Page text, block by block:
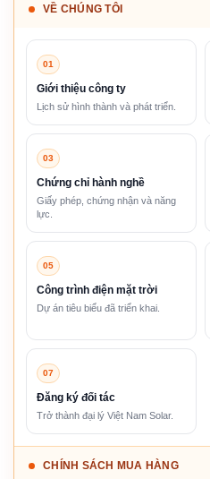
VỀ CHÚNG TÔI
01
Giới thiệu công ty
Lịch sử hình thành và phát triển.
03
Chứng chỉ hành nghề
Giấy phép, chứng nhận và năng
lực.
05
Công trình điện mặt trời
Dự án tiêu biểu đã triển khai.
07
Đăng ký đối tác
Trở thành đại lý Việt Nam Solar.
CHÍNH SÁCH MUA HÀNG